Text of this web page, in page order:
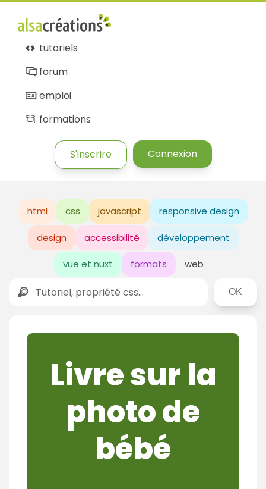
tutoriels
forum
emploi
formations
S'inscrire Connexion
html css javascript responsive design
design accessibilité développement
vue et nuxt formats web
Rechercher
Livre sur la
photo de
bébé